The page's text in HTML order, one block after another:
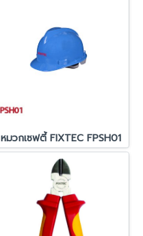
หมวกเซฟตี้ FIXTEC FPSH01